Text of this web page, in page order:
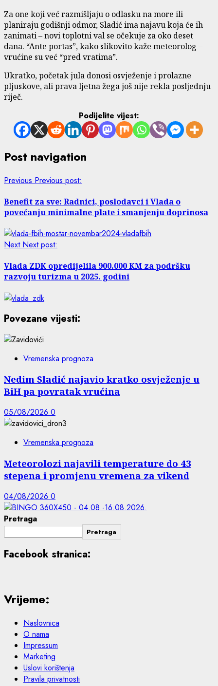
Za one koji već razmišljaju o odlasku na more ili
planiraju godišnji odmor, Sladić ima najavu koja će ih
zanimati – novi toplotni val se očekuje za oko deset
dana. “Ante portas”, kako slikovito kaže meteorolog –
vrućine su već “pred vratima”.
Ukratko, početak jula donosi osvježenje i prolazne
pljuskove, ali prava ljetna žega još nije rekla posljednju
riječ.
Podijelite vijest:
Post navigation
Previous Previous post:
Benefit za sve: Radnici, poslodavci i Vlada o
povećanju minimalne plate i smanjenju doprinosa
Next Next post:
Vlada ZDK opredijelila 900.000 KM za podršku
razvoju turizma u 2025. godini
Povezane vijesti:
Vremenska prognoza
Nedim Sladić najavio kratko osvježenje u
BiH pa povratak vrućina
05/08/2026 0
Vremenska prognoza
Meteorolozi najavili temperature do 43
stepena i promjenu vremena za vikend
04/08/2026 0
Pretraga
Pretraga
Facebook stranica:
Vrijeme:
Naslovnica
O nama
Impressum
Marketing
Uslovi korištenja
Pravila privatnosti